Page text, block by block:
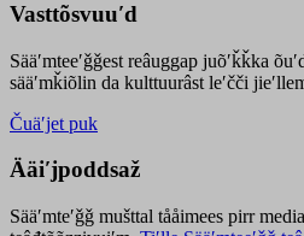
Vasttõsvuuʹd
Sääʹmteeʹǧǧest reâuggap juõʹǩǩka
sääʹmǩiõlin da kulttuurâst leʹčči
Čuäʹjet puk
Ääiʹjpoddsaž
Sääʹmteʹǧǧ mušttal tååimees pirr